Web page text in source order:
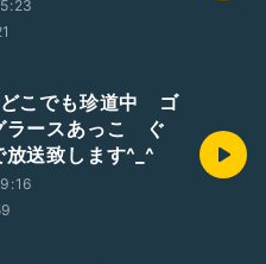
こでも珍道中 ゴ
ースあっこ ぐ
送致します^_^